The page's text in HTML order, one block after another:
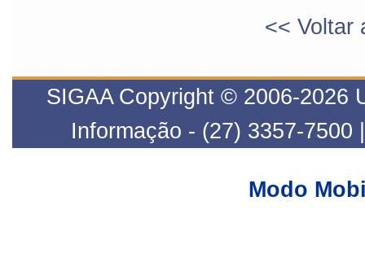
<< Voltar
SIGAA Copyright © 2006-2026
Informação - (27) 3357-
Modo